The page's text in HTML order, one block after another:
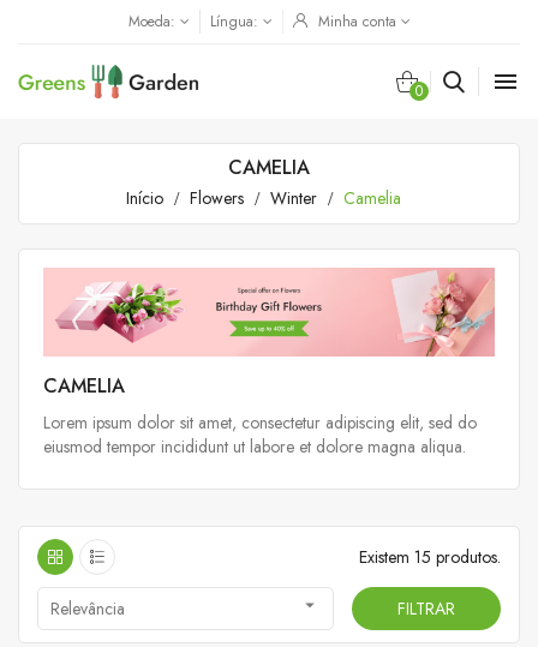
Moeda: Língua: Minha conta
0 
CAMELIA
Início Flowers Winter Camelia
CAMELIA
Lorem ipsum dolor sit amet, consectetur adipiscing elit, sed do
eiusmod tempor incididunt ut labore et dolore magna aliqua.
Existem 15 produtos.
Relevância  FILTRAR